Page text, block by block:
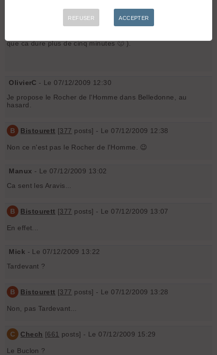
semaines à bivouaquer et randonner et une p'tite femme avec
passager clandestin.
que ca dure plus de cinq minutes 🤢 ).
OlivierC - Le 07/12/2009 12:30
Je propose le Rocher de l'Homme dans Belledonne, au
hasard.
B Bistourett [377 posts] - Le 07/12/2009 12:38
Non ce n'est pas le Rocher de l'Homme. 😉
Manux - Le 07/12/2009 13:02
Ca sent les Aravis...
B Bistourett [377 posts] - Le 07/12/2009 13:07
En effet...
Mick - Le 07/12/2009 13:22
Tardevant ?
B Bistourett [377 posts] - Le 07/12/2009 13:28
Non, pas Tardevant...
C Chech [661 posts] - Le 07/12/2009 15:29
Le Buclon ?
REFUSER ACCEPTER